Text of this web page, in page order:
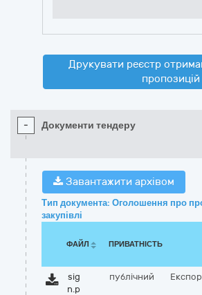
Друкувати реєстр
пропозицій
- Документи тендеру
Завантажити архівом
Тип документа: Оголошення про
закупівлі
ФАЙЛ ПРИВАТНІСТЬ
sig
n.p
публічний